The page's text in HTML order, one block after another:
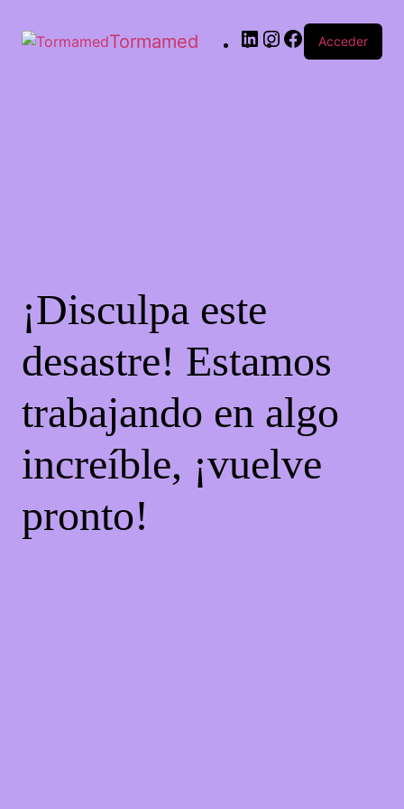
Tormamed Acceder
¡Disculpa este
desastre! Estamos
trabajando en algo
increíble, ¡vuelve
pronto!